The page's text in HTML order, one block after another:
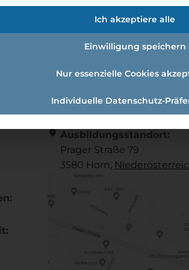
location_on Ausbildungsstandort:
Prager Straße 79
3580 Horn,
Ich akzeptiere alle
Einwilligung speichern
Nur essenzielle Cookies
Individuelle Datenschutz-